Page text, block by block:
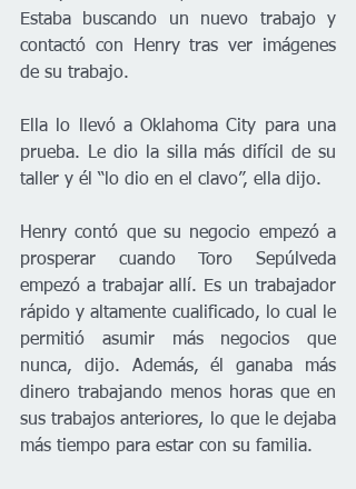
Estaba buscando un nuevo trabajo y
contactó con Henry tras ver imágenes
de su trabajo.
Ella lo llevó a Oklahoma City para una
prueba. Le dio la silla más difícil de su
taller y él “lo dio en el clavo”, ella dijo.
Henry contó que su negocio empezó a
prosperar cuando Toro Sepúlveda
empezó a trabajar allí. Es un trabajador
rápido y altamente cualificado, lo cual le
permitió asumir más negocios que
nunca, dijo. Además, él ganaba más
dinero trabajando menos horas que en
sus trabajos anteriores, lo que le dejaba
más tiempo para estar con su familia.